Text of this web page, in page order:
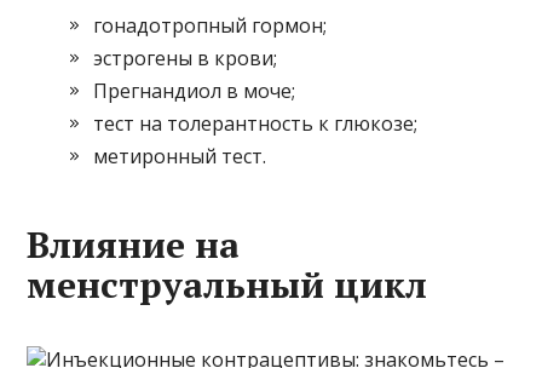
гонадотропный гормон;
эстрогены в крови;
Прегнандиол в моче;
тест на толерантность к глюкозе;
метиронный тест.
Влияние на
менструальный цикл